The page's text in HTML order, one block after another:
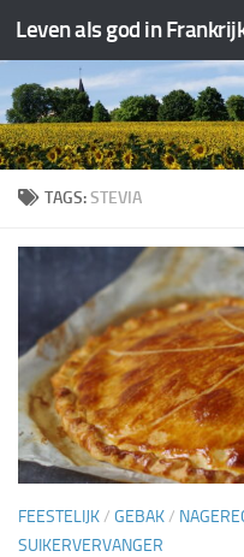
Doorgaan naar inhoud
Leven als god in
TAGS:STEVIA
FEESTELIJK/ GEBAK/
SUIKERVERVANGER